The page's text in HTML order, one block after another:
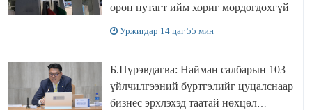
орон нутагт ийм хориг мөрдөгдөхгүй
Уржигдар 14 цаг 55 мин
Б.Пүрэвдагва: Найман салбарын 103
үйлчилгээний бүртгэлийг цуцалснаар
бизнес эрхлэхэд таатай нөхцөл